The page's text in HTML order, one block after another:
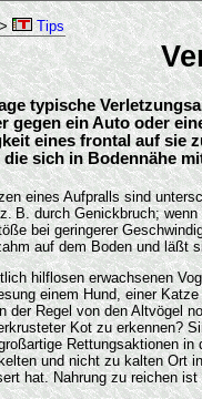
Tips
typische
gegen ein Auto oder
eines frontal auf sie
die sich in Bodennähe
eines Aufpralls sind
B. durch Genickbruch;
bei geringerer
auf dem Boden und läßt
hilflosen erwachsenen
einem Hund, einer
der Regel von den Altvögel
Kot zu erkennen?
Rettungsaktionen
und nicht zu kalten Ort
hat. Nahrung zu reichen